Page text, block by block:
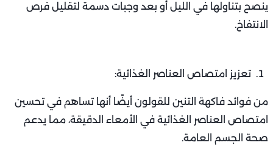
ينصح بتناولها في الليل أو بعد وجبات دسمة لتقليل فرص
الانتفاخ.
تعزيز امتصاص العناصر الغذائية:
من فوائد فاكهة التنين للقولون أيضًا أنها تساهم في تحسين
امتصاص العناصر الغذائية في الأمعاء الدقيقة، مما يدعم
صحة الجسم العامة.